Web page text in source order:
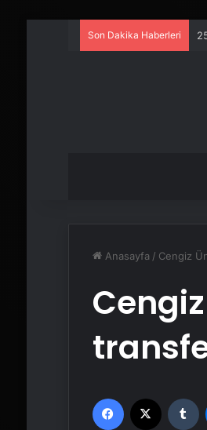
Son Dakika Haberleri
Anasayfa / Cengiz
Facebook